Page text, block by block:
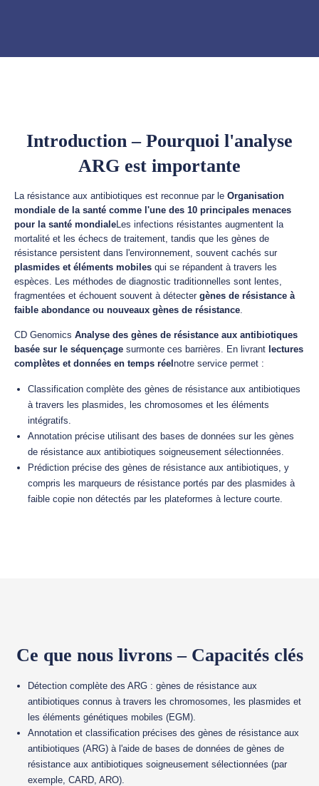
Introduction – Pourquoi l'analyse
ARG est importante
La résistance aux antibiotiques est reconnue par le Organisation
mondiale de la santé comme l'une des 10 principales menaces
pour la santé mondialeLes infections résistantes augmentent la
mortalité et les échecs de traitement, tandis que les gènes de
résistance persistent dans l'environnement, souvent cachés sur
plasmides et éléments mobiles qui se répandent à travers les
espèces. Les méthodes de diagnostic traditionnelles sont lentes,
fragmentées et échouent souvent à détecter gènes de résistance à
faible abondance ou nouveaux gènes de résistance.
CD Genomics Analyse des gènes de résistance aux antibiotiques
basée sur le séquençage surmonte ces barrières. En livrant lectures
complètes et données en temps réel notre service permet :
Classification complète des gènes de résistance aux antibiotiques
à travers les plasmides, les chromosomes et les éléments
intégratifs.
Annotation précise utilisant des bases de données sur les gènes
de résistance aux antibiotiques soigneusement sélectionnées.
Prédiction précise des gènes de résistance aux antibiotiques, y
compris les marqueurs de résistance portés par des plasmides à
faible copie non détectés par les plateformes à lecture courte.
Ce que nous livrons – Capacités clés
Détection complète des ARG : gènes de résistance aux
antibiotiques connus à travers les chromosomes, les plasmides et
les éléments génétiques mobiles (EGM).
Annotation et classification précises des gènes de résistance aux
antibiotiques (ARG) à l'aide de bases de données de gènes de
résistance aux antibiotiques soigneusement sélectionnées (par
exemple, CARD, ARO).